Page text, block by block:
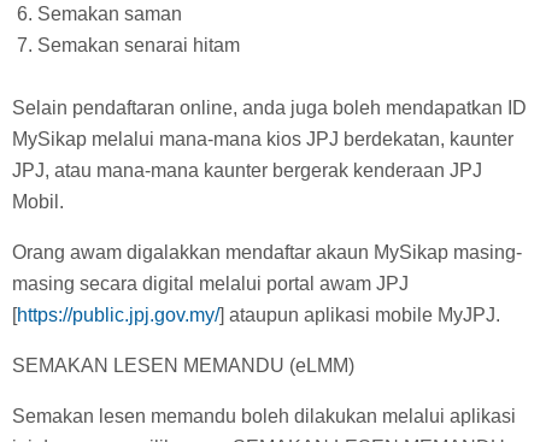
Semakan saman
Semakan senarai hitam
Selain pendaftaran online, anda juga boleh mendapatkan ID
MySikap melalui mana-mana kios JPJ berdekatan, kaunter
JPJ, atau mana-mana kaunter bergerak kenderaan JPJ
Mobil.
Orang awam digalakkan mendaftar akaun MySikap masing-
masing secara digital melalui portal awam JPJ
[https://public.jpj.gov.my/] ataupun aplikasi mobile MyJPJ.
SEMAKAN LESEN MEMANDU (eLMM)
Semakan lesen memandu boleh dilakukan melalui aplikasi